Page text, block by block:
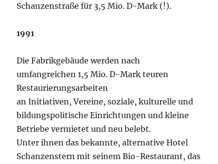
Schanzenstraße für 3,5 Mio. D-Mark (!).
1991
Die Fabrikgebäude werden nach
umfangreichen 1,5 Mio. D-Mark teuren
Restaurierungsarbeiten
an Initiativen, Vereine, soziale, kulturelle und
bildungspolitische Einrichtungen und kleine
Betriebe vermietet und neu belebt.
Unter ihnen das bekannte, alternative Hotel
Schanzenstern mit seinem Bio-Restaurant, das